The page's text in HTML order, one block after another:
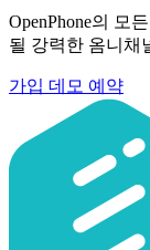
OpenPhone의 모
될 강력한 옴니채
가입 데모 예약